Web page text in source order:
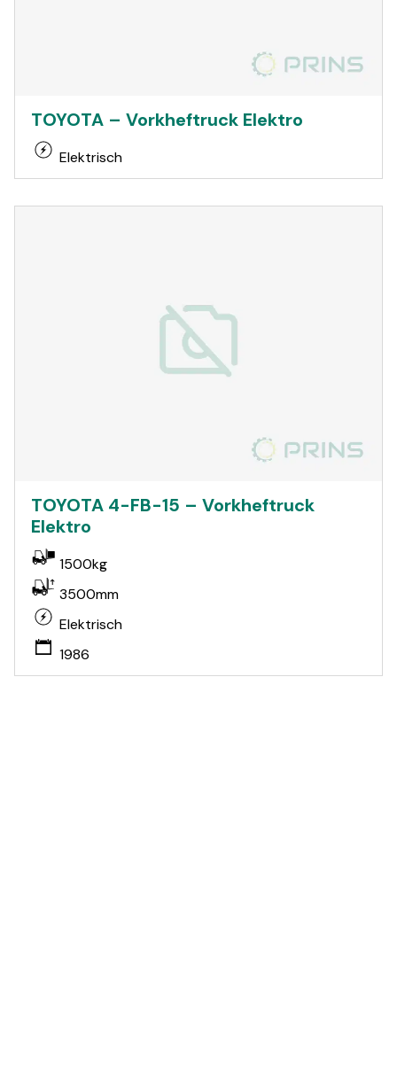
TOYOTA – Vorkheftruck Elektro
Elektrisch
TOYOTA 4-FB-15 – Vorkheftruck
Elektro
1500kg
3500mm
Elektrisch
1986